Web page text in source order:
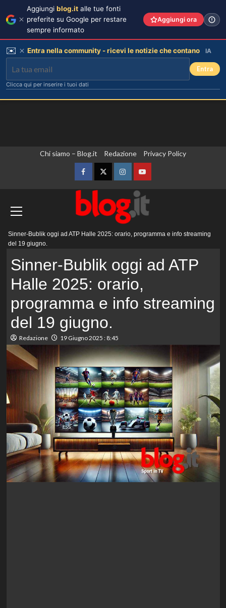
Chi siamo – Blog.it Redazione Privacy Policy
FacebookTwitterInstagramYouTube
principale
Sinner-Bublik oggi ad ATP Halle 2025: orario, programma e info streaming
del 19 giugno.
Sinner-Bublik oggi ad ATP
Halle 2025: orario,
programma e info streaming
del 19 giugno.
Redazione 19 Giugno 2025 : 8:45
Aggiungi blog.it alle tue fonti
preferite su Google per restare
sempre informato
Aggiungi ora
✉️ Entra nella community - ricevi le notizie che contano IA
Entra
Clicca qui per inserire i tuoi dati